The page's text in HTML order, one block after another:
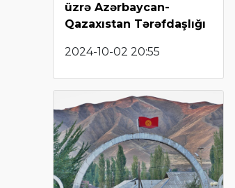
üzrə Azərbaycan-
Qazaxıstan Tərəfdaşlığı
2024-10-02 20:55